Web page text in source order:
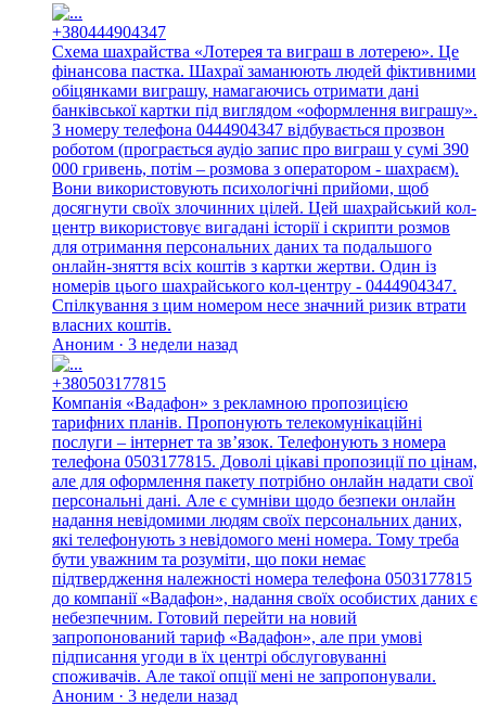
+380444904347
Схема шахрайства «Лотерея та виграш в лотерею». Це
фінансова пастка. Шахраї заманюють людей фіктивними
обіцянками виграшу, намагаючись отримати дані
банківської картки під виглядом «оформлення виграшу».
З номеру телефона 0444904347 відбувається прозвон
роботом (програється аудіо запис про виграш у сумі 390
000 гривень, потім – розмова з оператором - шахраєм).
Вони використовують психологічні прийоми, щоб
досягнути своїх злочинних цілей. Цей шахрайський кол-
центр використовує вигадані історії і скрипти розмов
для отримання персональних даних та подальшого
онлайн-зняття всіх коштів з картки жертви. Один із
номерів цього шахрайського кол-центру - 0444904347.
Спілкування з цим номером несе значний ризик втрати
власних коштів.
Аноним · 3 недели назад
+380503177815
Компанія «Вадафон» з рекламною пропозицією
тарифних планів. Пропонують телекомунікаційні
послуги – інтернет та зв’язок. Телефонують з номера
телефона 0503177815. Доволі цікаві пропозиції по цінам,
але для оформлення пакету потрібно онлайн надати свої
персональні дані. Але є сумніви щодо безпеки онлайн
надання невідомими людям своїх персональних даних,
які телефонують з невідомого мені номера. Тому треба
бути уважним та розуміти, що поки немає
підтвердження належності номера телефона 0503177815
до компанії «Вадафон», надання своїх особистих даних є
небезпечним. Готовий перейти на новий
запропонований тариф «Вадафон», але при умові
підписання угоди в їх центрі обслуговуванні
споживачів. Але такої опції мені не запропонували.
Аноним · 3 недели назад